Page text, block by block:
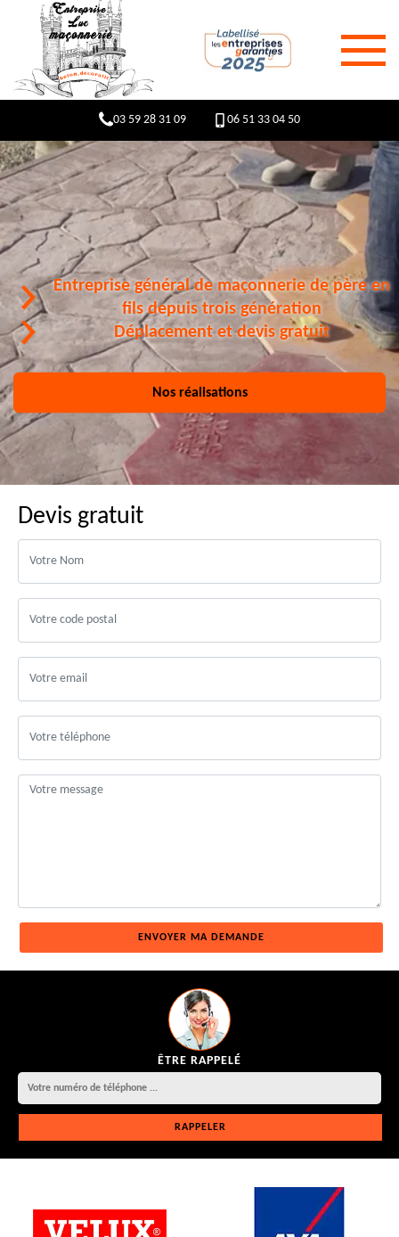
03 59 28 31 09 06 51 33 04 50
Entreprise général de maçonnerie de père en
fils depuis trois génération
Déplacement et devis gratuit
Nos réalisations
Devis gratuit
ÊTRE RAPPELÉ